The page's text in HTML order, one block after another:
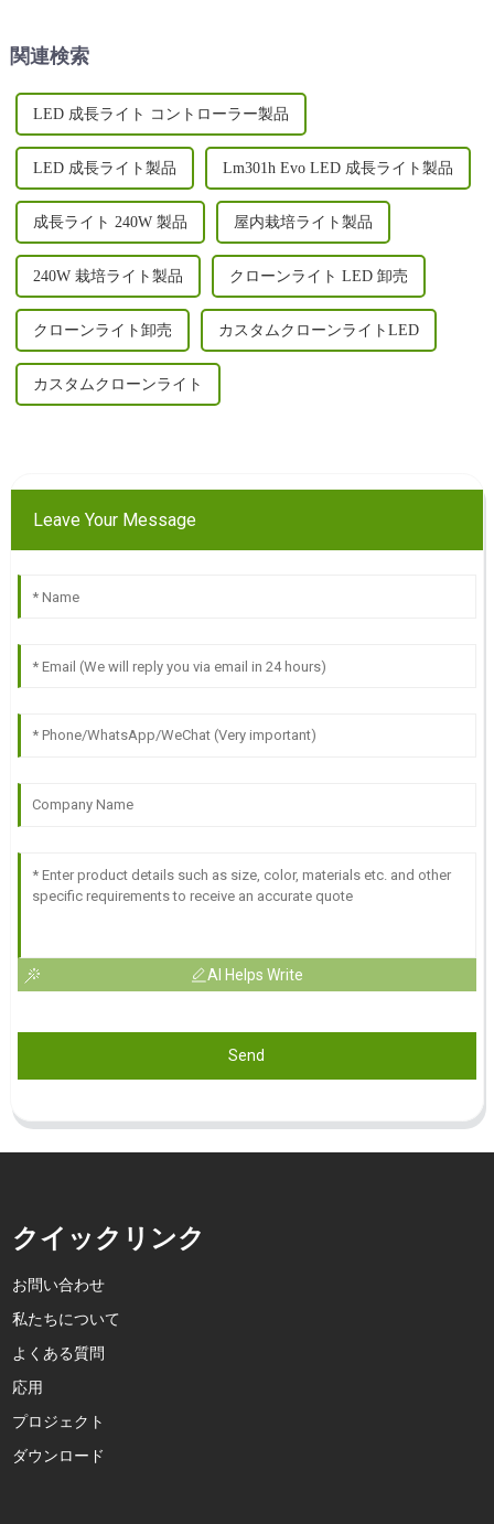
関連検索
LED 成長ライト コントローラー製品
LED 成長ライト製品 Lm301h Evo LED 成長ライト製品
成長ライト 240W 製品 屋内栽培ライト製品
240W 栽培ライト製品 クローンライト LED 卸売
クローンライト卸売 カスタムクローンライトLED
カスタムクローンライト
Leave Your Message
AI Helps Write
Send
クイックリンク
お問い合わせ
私たちについて
よくある質問
応用
プロジェクト
ダウンロード